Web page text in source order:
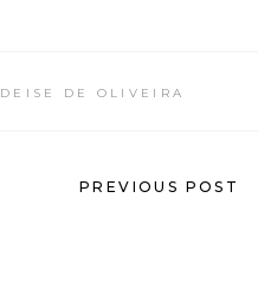
DEISE DE OLIVEIRA
PREVIOUS POST